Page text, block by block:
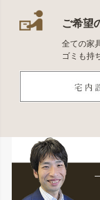
ご希望
全ての家
ゴミも持